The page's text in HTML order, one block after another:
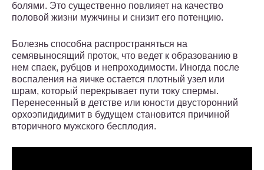
болями. Это существенно повлияет на качество
половой жизни мужчины и снизит его потенцию.
Болезнь способна распространяться на
семявыносящий проток, что ведет к образованию в
нем спаек, рубцов и непроходимости. Иногда после
воспаления на яичке остается плотный узел или
шрам, который перекрывает пути току спермы.
Перенесенный в детстве или юности двусторонний
орхоэпидидимит в будущем становится причиной
вторичного мужского бесплодия.